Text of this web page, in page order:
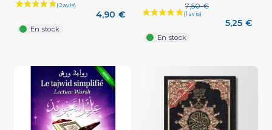
4,90 €
En stock
7,50 €
5,25 €
En stock